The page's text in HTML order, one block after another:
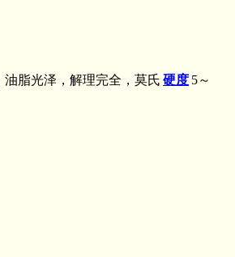
脂光泽，解理完全，莫氏 硬度 5～